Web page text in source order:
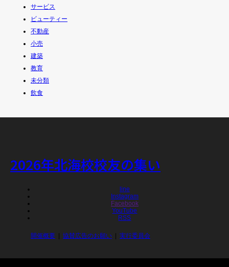
サービス
ビューティー
不動産
小売
建築
教育
未分類
飲食
2026年北海校校友の集い
line
Instagram
Facebook
YouTube
RSS
開催概要 協賛広告のお願い 実行委員会